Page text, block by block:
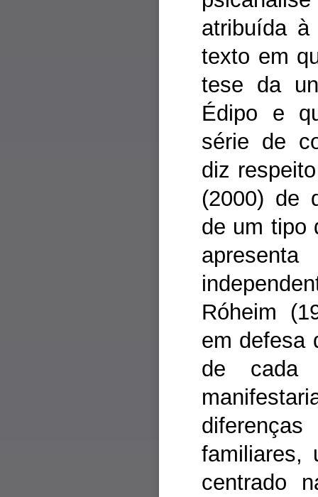
atribuída à
texto em
tese da
Édipo e
série de
diz
(2000) de
de um tipo
Róheim
em defesa
de cada
familiares,
centrado